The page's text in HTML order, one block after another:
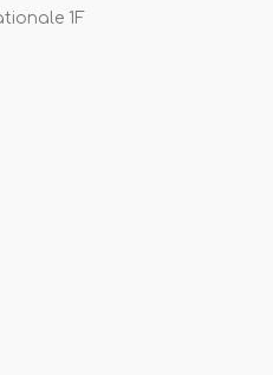
1F